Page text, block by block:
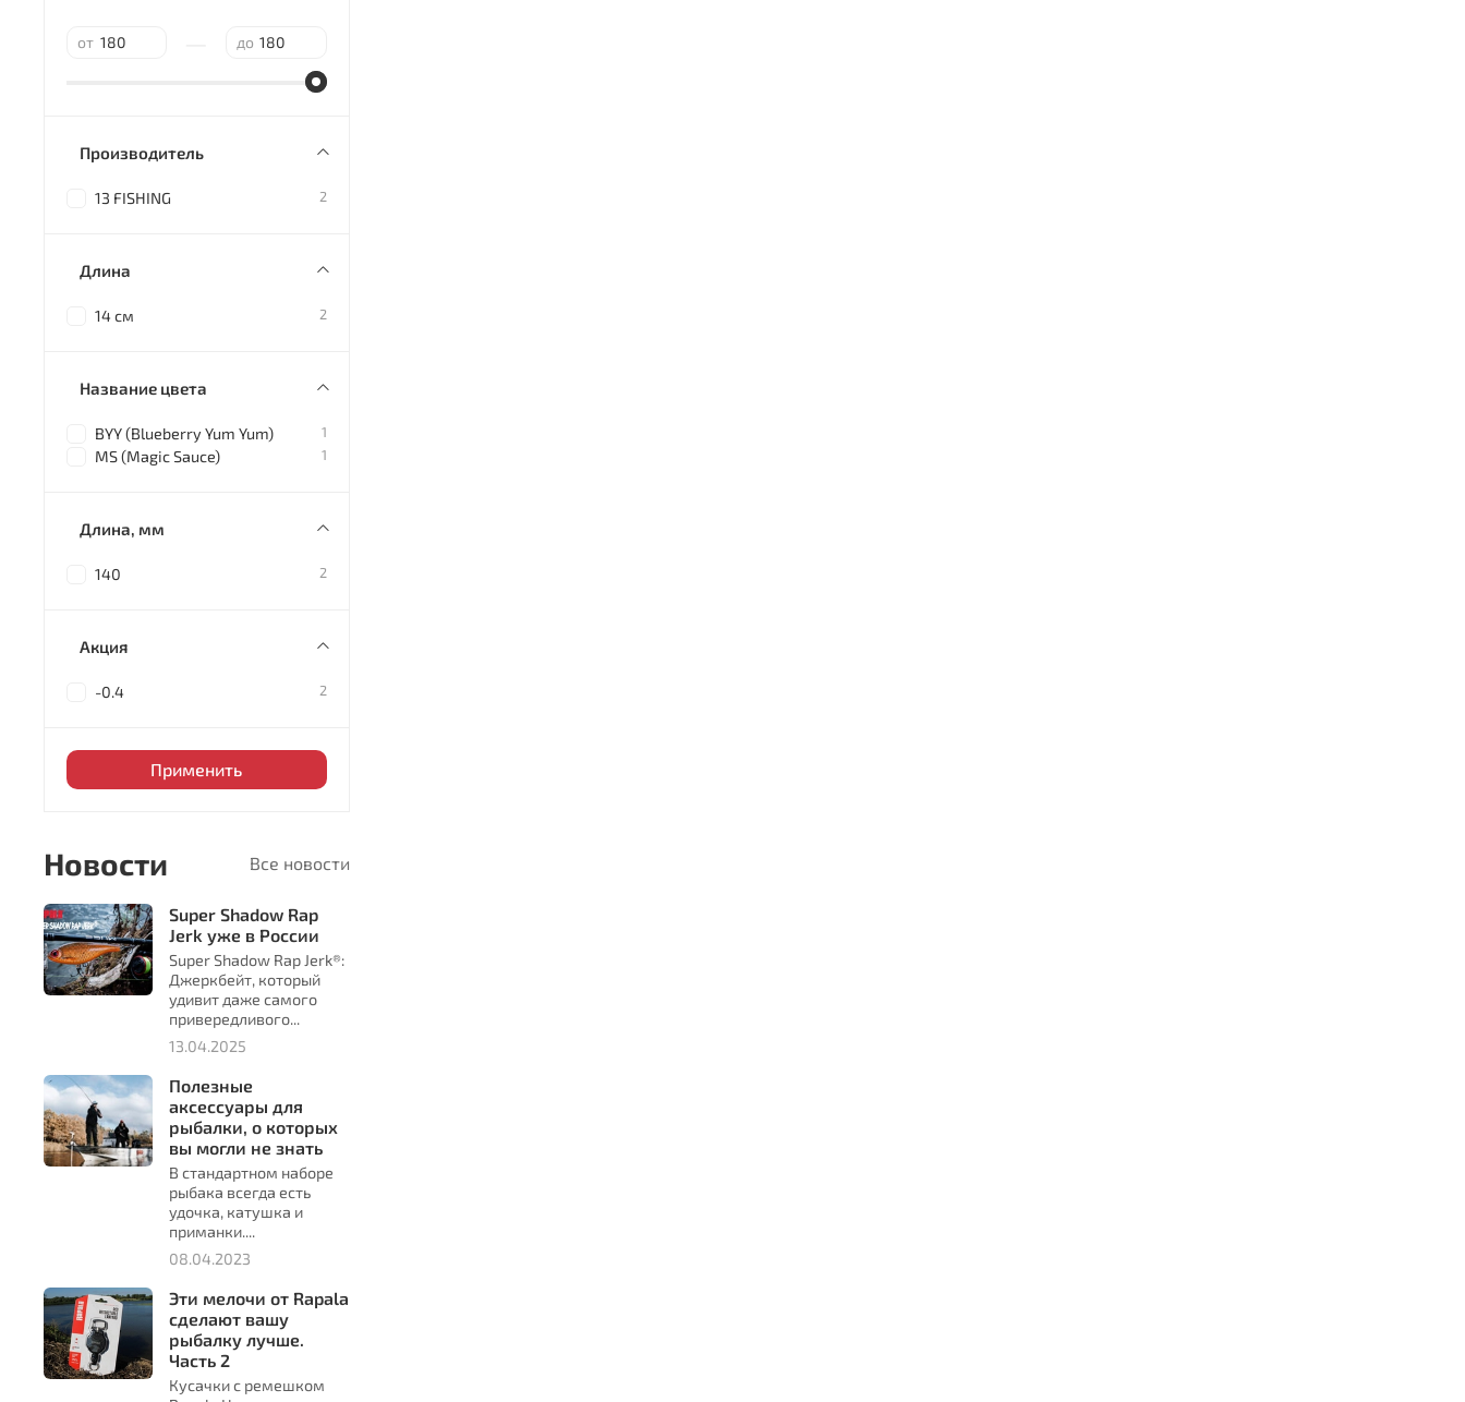
от до
Производитель
13 FISHING 2
Длина
14 см 2
Название цвета
BYY (Blueberry Yum Yum) 1
MS (Magic Sauce) 1
Длина, мм
140 2
Акция
-0.4 2
Применить
Новости Все новости
Super Shadow Rap
Jerk уже в России
Super Shadow Rap Jerk®:
Джеркбейт, который
удивит даже самого
привередливого...
13.04.2025
Полезные
аксессуары для
рыбалки, о которых
вы могли не знать
В стандартном наборе
рыбака всегда есть
удочка, катушка и
приманки....
08.04.2023
Эти мелочи от Rapala
сделают вашу
рыбалку лучше.
Часть 2
Кусачки с ремешком